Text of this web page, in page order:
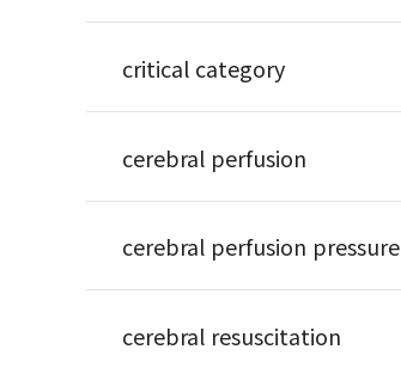
critical category
cerebral perfusion
cerebral perfusion pressure
cerebral resuscitation